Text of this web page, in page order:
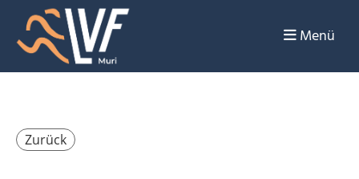
Menü
Zurück